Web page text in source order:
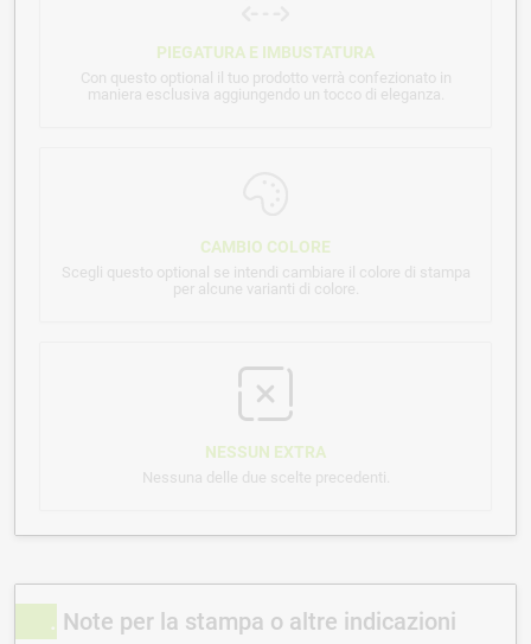
PIEGATURA E IMBUSTATURA
Con questo optional il tuo prodotto verrà confezionato in
maniera esclusiva aggiungendo un tocco di eleganza.
CAMBIO COLORE
Scegli questo optional se intendi cambiare il colore di stampa
per alcune varianti di colore.
NESSUN EXTRA
Nessuna delle due scelte precedenti.
Note per la stampa o altre indicazioni